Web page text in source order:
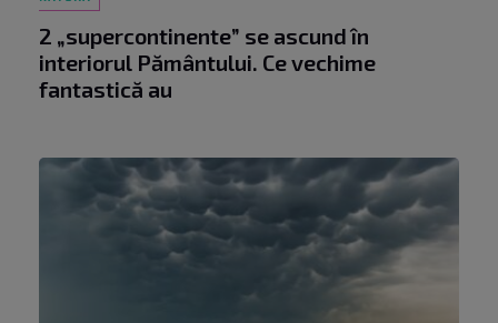
2 „supercontinente” se ascund în
interiorul Pământului. Ce vechime
fantastică au